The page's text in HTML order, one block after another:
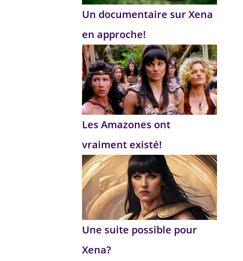
Un documentaire sur Xena
en approche!
Les Amazones ont
vraiment existé!
Une suite possible pour
Xena?